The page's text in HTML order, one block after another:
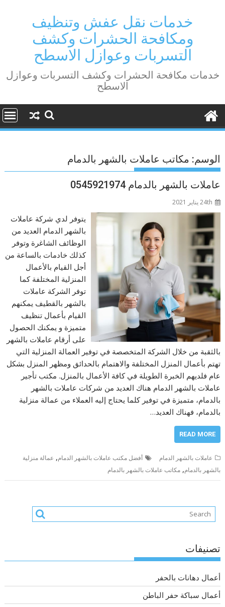
خدمات نقل عفش وتنظيف
ومكافحة الحشرات وكشف
التسربات وعوازل الاسطح
خدمات مكافحة الحشرات وكشف التسربات وعوازل
الاسطح
الوسم: مكاتب عاملات بالشهر بالدمام
عاملات بالشهر بالدمام 0545921974
24th يناير 2021
يتوفر لدي شركة عاملات
بالشهر الدمام العديد من
الوظائف الشاغرة وتوفر
كذلك خادمات بالساعة من
أجل القيام بالأعمال
المنزلية المختلفة كما
توفر الشركة عاملات
بالشهر بالقطيف يمكنهم
القيام بأعمال تنظيف
متميزة و يمكنك الحصول
على أرقام عاملات بالشهر
بالثقبة من خلال الشركة المتخصصة في توفير العمالة المنزلية التي
تهتم بأعمال المنزل المختلفة والاهتمام بالحدائق ومظهر المنزل بشكل
عام فلديهم الخبرة الطويلة في كافة الأعمال بالمنزل. مكتب تأجير
عاملات بالشهر الدمام هناك العديد من شركات عاملات بالشهر
بالدمام، متميزة في توفير كلما يحتاج إليه العملاء من عمالة منزلية
بالدمام، فهناك العديد…
READ MORE
عاملات بالشهر الدمام أفضل مكتب عاملات بالشهر الدمام, عمالة منزلية
بالشهر بالدمام,مكاتب عاملات بالشهر بالدمام
تصنيفات
أعمال دهانات بالحفر
أعمال سباكة حفر الباطن